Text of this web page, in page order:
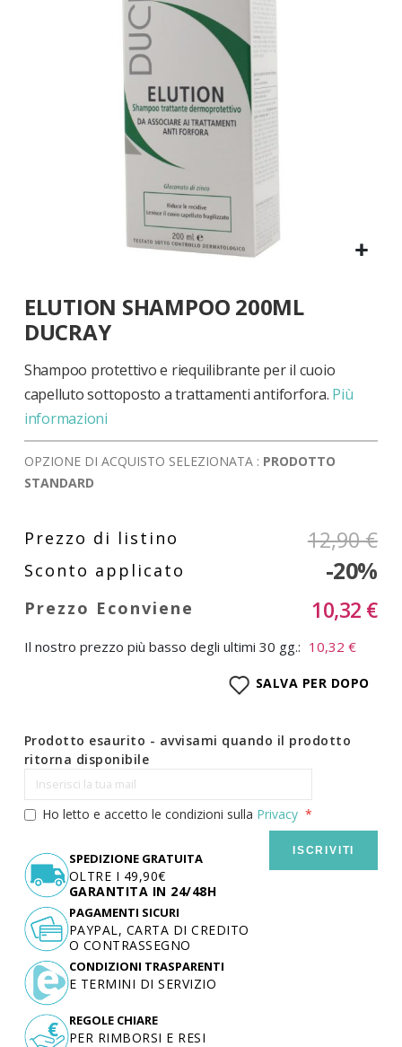
all'inizio
della
galleria
di
immagini
ELUTION SHAMPOO 200ML
DUCRAY
Shampoo protettivo e riequilibrante per il cuoio
capelluto sottoposto a trattamenti antiforfora. Più
informazioni
OPZIONE DI ACQUISTO SELEZIONATA : PRODOTTO
STANDARD
12,90 €
-20%
10,32 €
Il nostro prezzo più basso degli ultimi 30 gg.: 10,32 €
SALVA PER DOPO
Prodotto esaurito - avvisami quando il prodotto
ritorna disponibile
Ho letto e accetto le condizioni sulla Privacy
ISCRIVITI
SPEDIZIONE GRATUITA
OLTRE I 49,90€
GARANTITA IN 24/48H
PAGAMENTI SICURI
PAYPAL, CARTA DI CREDITO
O CONTRASSEGNO
CONDIZIONI TRASPARENTI
E TERMINI DI SERVIZIO
REGOLE CHIARE
PER RIMBORSI E RESI